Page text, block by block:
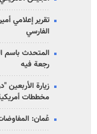
تقرير إعلامي
الفارسي
المتحدث باسم
رجعة فيه
زيارة
مخططات
عُمان: